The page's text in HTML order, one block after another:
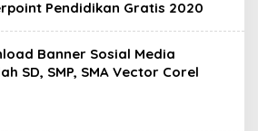
Pendidikan Gratis 2020
Banner Sosial Media
SD, SMP, SMA Vector Corel